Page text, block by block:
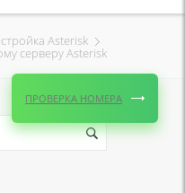
Asterisk
серверу Asterisk
ПРОВЕРКА НОМЕРА